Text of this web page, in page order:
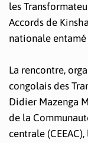
les
Accords de
nationale
La rencontre,
congolais des
Didier Mazenga
de la
centrale